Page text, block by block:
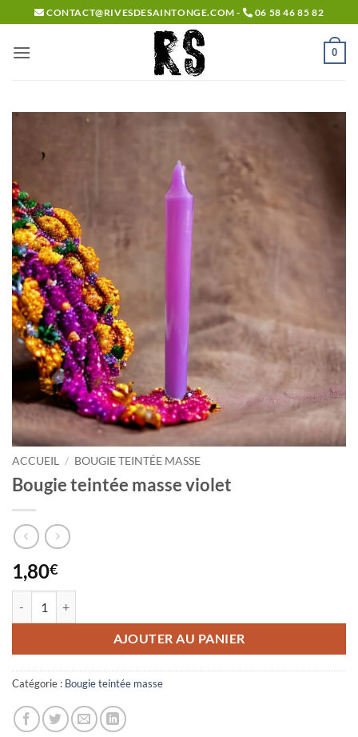
Passer
au
contenu
CONTACT@RIVESDESAINTONGE.COM - 06 58 46 85 82
0
ACCUEIL / BOUGIE TEINTÉE MASSE
Bougie teintée masse violet
1,80€
AJOUTER AU PANIER
Catégorie : Bougie teintée masse